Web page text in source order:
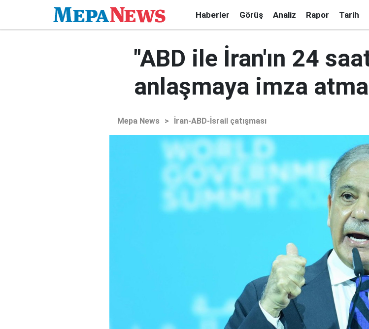
Haberler Görüş Analiz Rapor Tarih
"ABD ile İran'ın 24
anlaşmaya imza
Mepa News > İran-ABD-İsrail çatışması